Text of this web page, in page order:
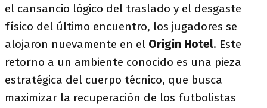
el cansancio lógico del traslado y el desgaste
físico del último encuentro, los jugadores se
alojaron nuevamente en el Origin Hotel. Este
retorno a un ambiente conocido es una pieza
estratégica del cuerpo técnico, que busca
maximizar la recuperación de los futbolistas